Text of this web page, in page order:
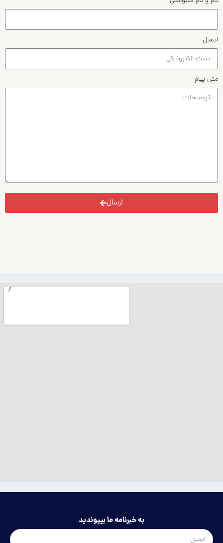
ایمیل
متن پیام
ارسال
به خبرنامه ما بپیوندید